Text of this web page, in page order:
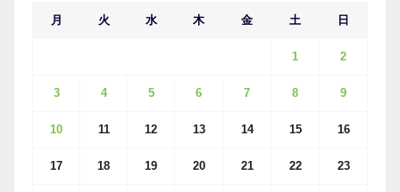
月 火 水 木 金 土 日
1 2
3 4 5 6 7 8 9
10 11 12 13 14 15 16
17 18 19 20 21 22 23